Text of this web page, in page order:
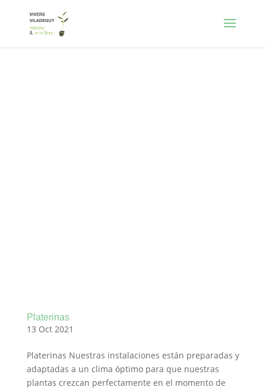
Platerinas
13 Oct 2021
Platerinas Nuestras instalaciones están preparadas y
adaptadas a un clima óptimo para que nuestras
plantas crezcan perfectamente en el momento de